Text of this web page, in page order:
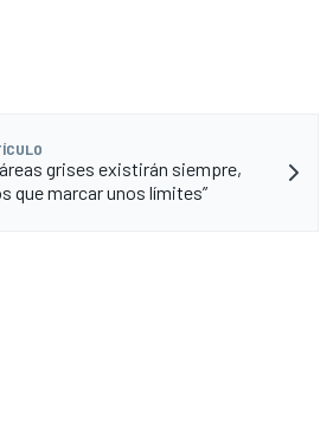
grises existirán siempre,
que marcar unos límites”